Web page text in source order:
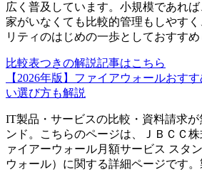
広く普及しています。小規模であれ
家がいなくても比較的管理もしやす
リティのはじめの一歩としておすすめ
比較表つきの解説記事はこちら
【2026年版】ファイアウォールおす
い選び方も解説
IT製品・サービスの比較・資料請求
ンド。こちらのページは、
ＪＢＣＣ
ァイアーウォール月額サービス スタ
ウォール）に関する詳細ページです